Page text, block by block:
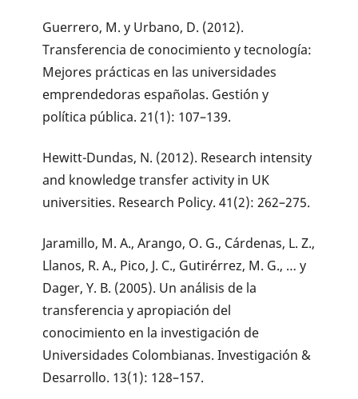
Guerrero, M. y Urbano, D. (2012).
Transferencia de conocimiento y tecnología:
Mejores prácticas en las universidades
emprendedoras españolas. Gestión y
política pública. 21(1): 107–139.
Hewitt-Dundas, N. (2012). Research intensity
and knowledge transfer activity in UK
universities. Research Policy. 41(2): 262–275.
Jaramillo, M. A., Arango, O. G., Cárdenas, L. Z.,
Llanos, R. A., Pico, J. C., Gutirérrez, M. G., … y
Dager, Y. B. (2005). Un análisis de la
transferencia y apropiación del
conocimiento en la investigación de
Universidades Colombianas. Investigación &
Desarrollo. 13(1): 128–157.